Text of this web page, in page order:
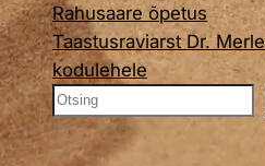
Rahusaare õpetus
Taastusraviarst Dr.
kodulehele
O
s